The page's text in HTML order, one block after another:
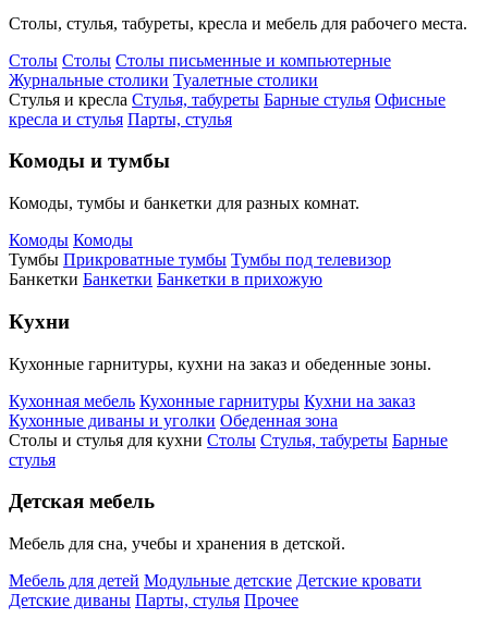
Столы, стулья, табуреты, кресла и мебель для рабочего места.
Столы Столы Столы письменные и компьютерные
Журнальные столики Туалетные столики
Стулья и кресла Стулья, табуреты Барные стулья Офисные
кресла и стулья Парты, стулья
Комоды и тумбы
Комоды, тумбы и банкетки для разных комнат.
Комоды Комоды
Тумбы Прикроватные тумбы Тумбы под телевизор
Банкетки Банкетки Банкетки в прихожую
Кухни
Кухонные гарнитуры, кухни на заказ и обеденные зоны.
Кухонная мебель Кухонные гарнитуры Кухни на заказ
Кухонные диваны и уголки Обеденная зона
Столы и стулья для кухни Столы Стулья, табуреты Барные
стулья
Детская мебель
Мебель для сна, учебы и хранения в детской.
Мебель для детей Модульные детские Детские кровати
Детские диваны Парты, стулья Прочее